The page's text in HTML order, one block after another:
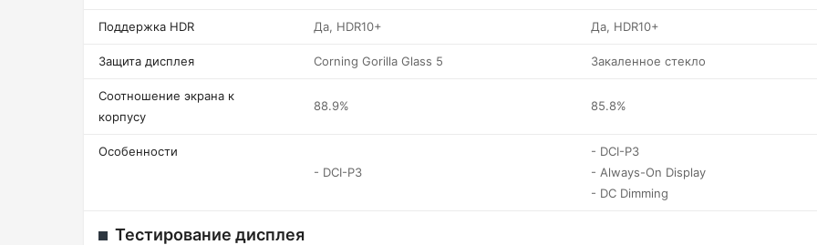
Поддержка HDR Да, HDR10+ Да, HDR10+
Защита дисплея Corning Gorilla Glass 5 Закаленное стекло
Соотношение экрана к
корпусу
88.9% 85.8%
Особенности
- DCI-P3
- DCI-P3
- Always-On Display
- DC Dimming
Тестирование дисплея